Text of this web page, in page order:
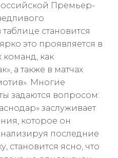
Премьер-
становится
это проявляется в
команд, как
а также в матчах
Многие
задаются вопросом:
заслуживает
которое он
последние
становится ясно, что